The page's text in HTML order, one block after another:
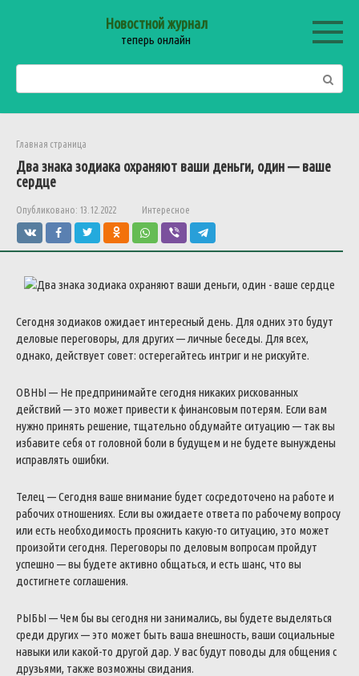
Новостной журнал
теперь онлайн
Главная страница
Два знака зодиака охраняют ваши деньги, один — ваше
сердце
Опубликовано: 13.12.2022 Интересное
Сегодня зодиаков ожидает интересный день. Для одних это будут
деловые переговоры, для других — личные беседы. Для всех,
однако, действует совет: остерегайтесь интриг и не рискуйте.
ОВНЫ — Не предпринимайте сегодня никаких рискованных
действий — это может привести к финансовым потерям. Если вам
нужно принять решение, тщательно обдумайте ситуацию — так вы
избавите себя от головной боли в будущем и не будете вынуждены
исправлять ошибки.
Телец — Сегодня ваше внимание будет сосредоточено на работе и
рабочих отношениях. Если вы ожидаете ответа по рабочему вопросу
или есть необходимость прояснить какую-то ситуацию, это может
произойти сегодня. Переговоры по деловым вопросам пройдут
успешно — вы будете активно общаться, и есть шанс, что вы
достигнете соглашения.
РЫБЫ — Чем бы вы сегодня ни занимались, вы будете выделяться
среди других — это может быть ваша внешность, ваши социальные
навыки или какой-то другой дар. У вас будут поводы для общения с
друзьями, также возможны свидания.